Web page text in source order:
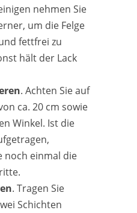
nehmen Sie
um die Felge
fettfrei zu
hält der Lack
. Achten Sie auf
ca. 20 cm sowie
Winkel. Ist die
noch einmal die
. Tragen Sie
Schichten